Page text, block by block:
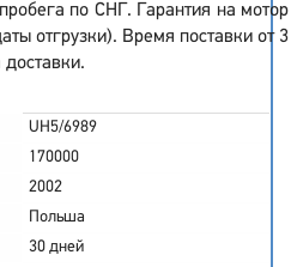
по СНГ. Гарантия на мотор
отгрузки). Время поставки от 3
UH5/6989
170000
2002
Польша
30 дней